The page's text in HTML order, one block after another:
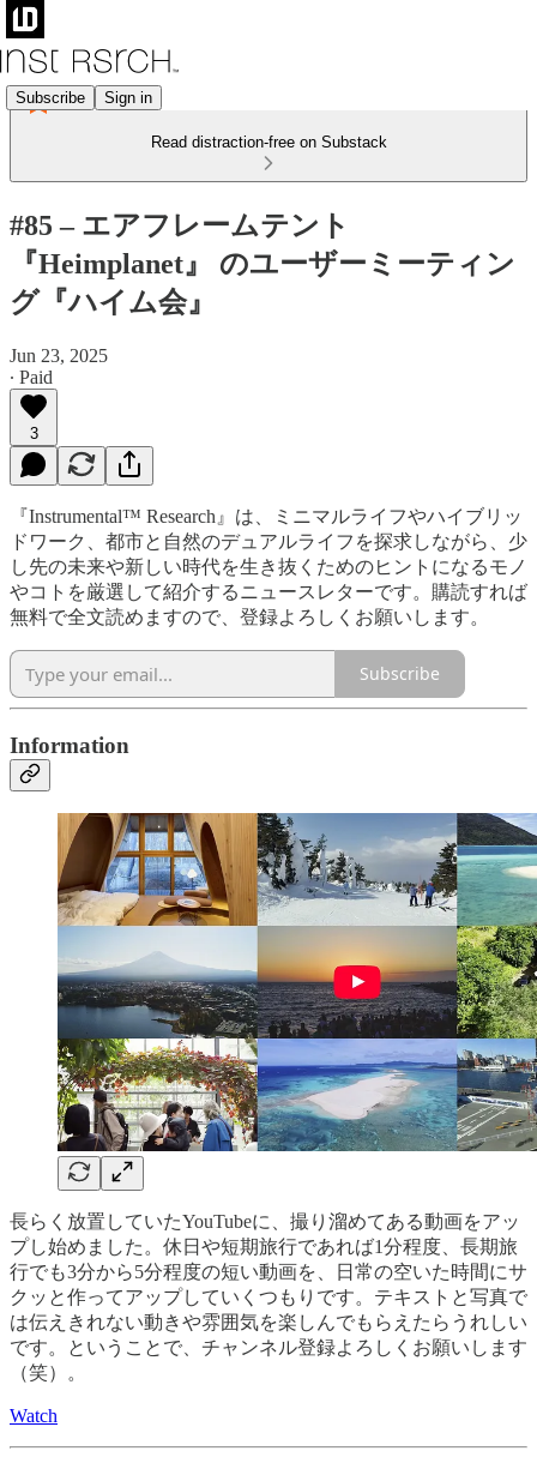
Subscribe Sign in
Read distraction-free on Substack
#85 – エアフレームテント
『Heimplanet』 のユーザーミーティン
グ『ハイム会』
Jun 23, 2025
∙ Paid
3
『Instrumental™ Research』は、ミニマルライフやハイブリッ
ドワーク、都市と自然のデュアルライフを探求しながら、少
し先の未来や新しい時代を生き抜くためのヒントになるモノ
やコトを厳選して紹介するニュースレターです。購読すれば
無料で全文読めますので、登録よろしくお願いします。
Subscribe
Information
長らく放置していたYouTubeに、撮り溜めてある動画をアッ
プし始めました。休日や短期旅行であれば1分程度、長期旅
行でも3分から5分程度の短い動画を、日常の空いた時間にサ
クッと作ってアップしていくつもりです。テキストと写真で
は伝えきれない動きや雰囲気を楽しんでもらえたらうれしい
です。ということで、チャンネル登録よろしくお願いします
（笑）。
Watch